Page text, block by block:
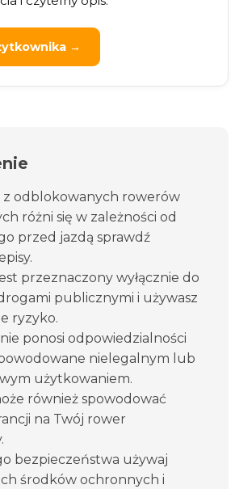
→
z odblokowanych rowerów
różni się w zależności od
przed jazdą sprawdź
przeznaczony wyłącznie do
publicznymi i używasz
ryzyko.
ponosi odpowiedzialności
nielegalnym lub
użytkowaniem.
również spowodować
na Twój rower
bezpieczeństwa używaj
środków ochronnych i